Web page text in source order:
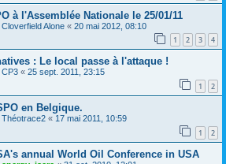
à l'Assemblée Nationale le 25/01/11
Cloverfield Alone « 20 mai 2012, 08:10
1 2 3 4
: Le local passe à l'attaque !
CP3 « 25 sept. 2011, 23:15
1 2
en Belgique.
Théotrace2 « 17 mai 2011, 10:59
1 2
annual World Oil Conference in USA